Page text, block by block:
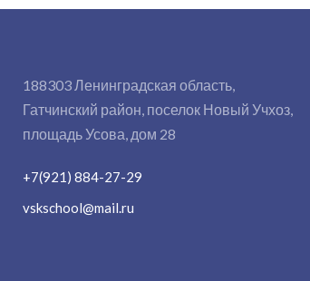
188303 Ленинградская область,
Гатчинский район, поселок Новый Учхоз,
площадь Усова, дом 28
+7(921) 884-27-29
vskschool@mail.ru